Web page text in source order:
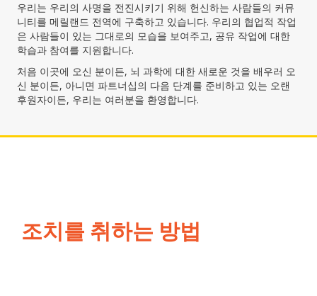
우리는 우리의 사명을 전진시키기 위해 헌신하는 사람들의 커뮤
니티를 메릴랜드 전역에 구축하고 있습니다. 우리의 협업적 작업
은 사람들이 있는 그대로의 모습을 보여주고, 공유 작업에 대한
학습과 참여를 지원합니다.
처음 이곳에 오신 분이든, 뇌 과학에 대한 새로운 것을 배우러 오
신 분이든, 아니면 파트너십의 다음 단계를 준비하고 있는 오랜
후원자이든, 우리는 여러분을 환영합니다.
조치를 취하는 방법